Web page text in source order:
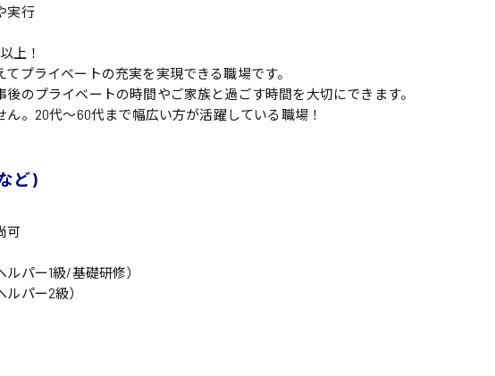
実行
上！
プライベートの充実を実現できる職場です。
のプライベートの時間やご家族と過ごす時間を大切にできます。
。20代〜60代まで幅広い方が活躍している職場！
ど)
可
パー1級/基礎研修）
パー2級）